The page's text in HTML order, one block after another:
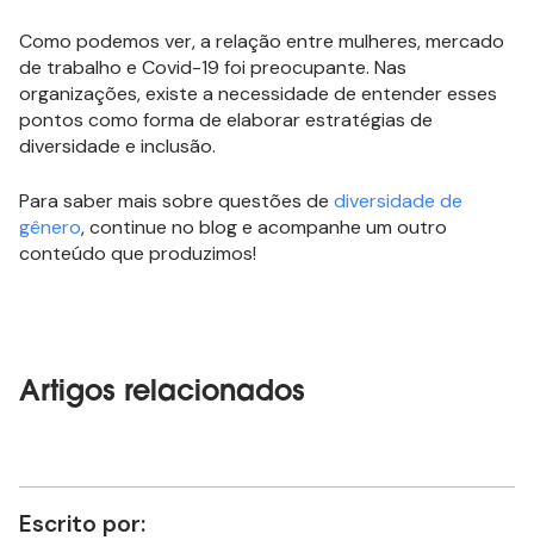
Como podemos ver, a relação entre mulheres, mercado
de trabalho e Covid-19 foi preocupante. Nas
organizações, existe a necessidade de entender esses
pontos como forma de elaborar estratégias de
diversidade e inclusão.
Para saber mais sobre questões de diversidade de
gênero, continue no blog e acompanhe um outro
conteúdo que produzimos!
Artigos relacionados
Escrito por: